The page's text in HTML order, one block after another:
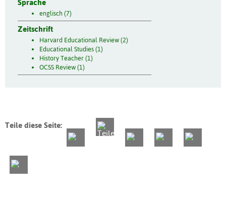
Sprache
englisch (7)
Zeitschrift
Harvard Educational Review (2)
Educational Studies (1)
History Teacher (1)
OCSS Review (1)
Teile diese Seite: